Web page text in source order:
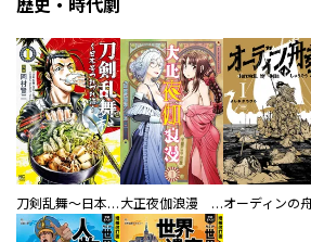
歴史・時代劇
刀剣乱舞～日本号つれづれ酒～ 大正夜伽浪漫 －金曜日の花嫁—オーディンの